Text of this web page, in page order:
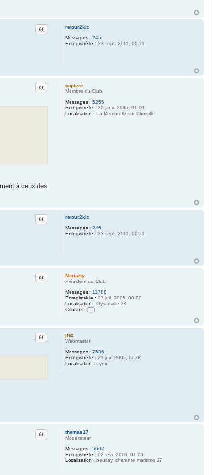
retour2kix
Messages : 245
Enregistré le : 23 sept. 2011, 00:21
Citation
coptere
Membre du Club
Messages : 5265
Enregistré le : 20 janv. 2006, 01:00
Localisation : La Membrolle sur Choisille
Citation
à ceux des
retour2kix
Messages : 245
Enregistré le : 23 sept. 2011, 00:21
Citation
Moriarty
Président du Club
Messages : 11788
Enregistré le : 27 juil. 2005, 00:00
Localisation : Oysonville 28
Contact :
n
t
e
r
Citation
jlez
Webmaster
Messages : 7586
Enregistré le : 21 juin 2005, 00:00
Localisation : Lyon
Citation
thomas17
Modérateur
Messages : 5602
Enregistré le : 02 févr. 2006, 01:00
Localisation : beurlay, charente maritime 17
Citation